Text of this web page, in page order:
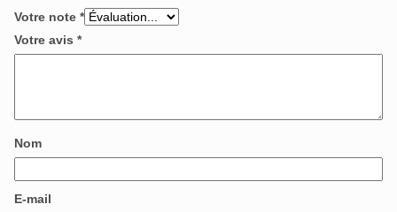
Votre note *
Votre avis *
Nom
E-mail